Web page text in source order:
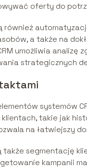
oferty do
również
a także na
umożliwia
strategicznych
systemów
takie jak
na łatwiejszy
także segmentację
kampanii